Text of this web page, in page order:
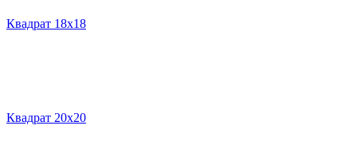
Квадрат 18х18
Квадрат 20х20